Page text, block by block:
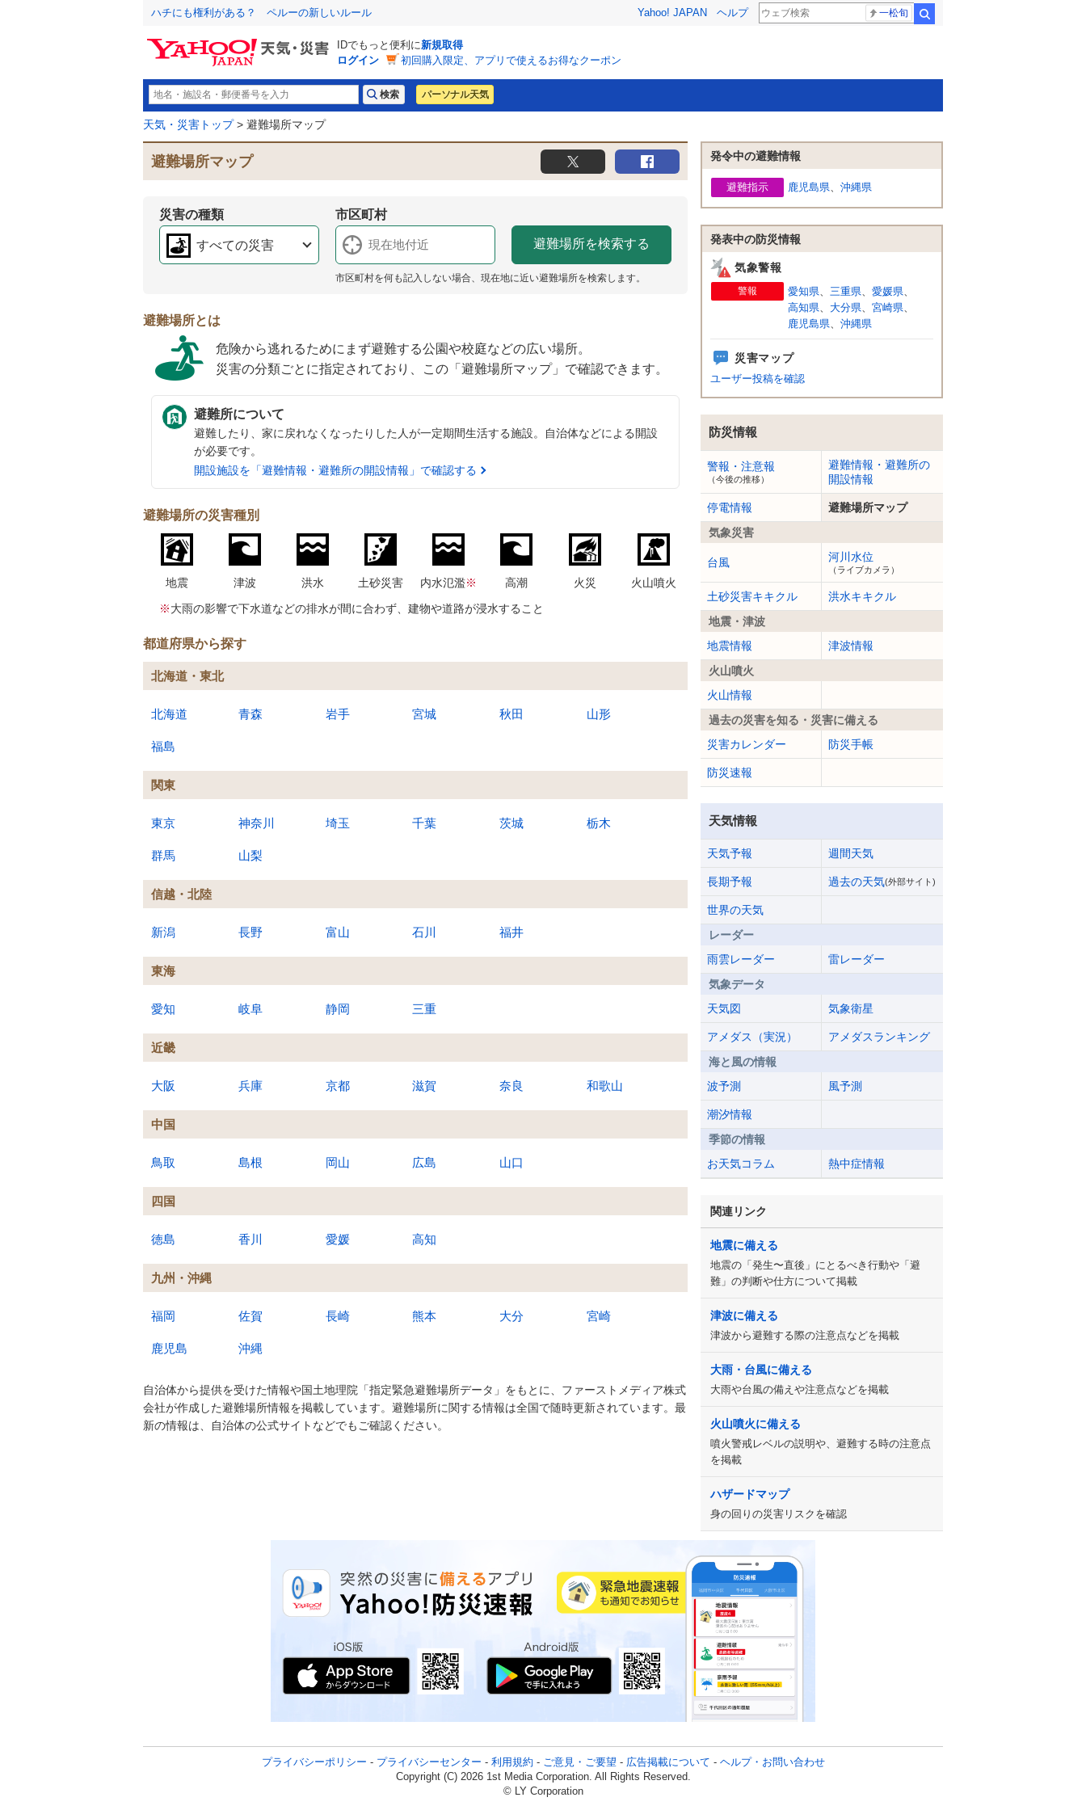
ハチにも権利がある？ ペルーの新しいルール Yahoo! JAPAN ヘルプ 一松旬
IDでもっと便利に新規取得
ログイン
初回購入限定、アプリで使えるお得なクーポン
パーソナル天気
天気・災害トップ> 避難場所マップ
避難場所マップ
災害の種類
すべての災害
市区町村
市区町村を何も記入しない場合、現在地に近い避難場所を検索します。
避難場所とは
危険から逃れるためにまず避難する公園や校庭などの広い場所。
災害の分類ごとに指定されており、この「避難場所マップ」で確認できます。
避難所について
避難したり、家に戻れなくなったりした人が一定期間生活する施設。自治体などによる開設
が必要です。
開設施設を「避難情報・避難所の開設情報」で確認する
避難場所の災害種別
地震 津波 洪水 土砂災害 内水氾濫※ 高潮 火災
火山噴火
※大雨の影響で下水道などの排水が間に合わず、建物や道路が浸水すること
都道府県から探す
北海道・東北
北海道 青森 岩手 宮城 秋田 山形
福島
関東
東京 神奈川 埼玉 千葉 茨城 栃木
群馬 山梨
信越・北陸
新潟 長野 富山 石川 福井
東海
愛知 岐阜 静岡 三重
近畿
大阪 兵庫 京都 滋賀 奈良 和歌山
中国
鳥取 島根 岡山 広島 山口
四国
徳島 香川 愛媛 高知
九州・沖縄
福岡 佐賀 長崎 熊本 大分 宮崎
鹿児島 沖縄
自治体から提供を受けた情報や国土地理院「指定緊急避難場所データ」をもとに、ファーストメディア株式
会社が作成した避難場所情報を掲載しています。避難場所に関する情報は全国で随時更新されています。最
新の情報は、自治体の公式サイトなどでもご確認ください。
発令中の避難情報
避難指示 鹿児島県、 沖縄県
発表中の防災情報
気象警報
警報 愛知県、 三重県、 愛媛県、
高知県、 大分県、 宮崎県、
鹿児島県、 沖縄県
災害マップ
ユーザー投稿を確認
防災情報
警報・注意報
（今後の推移）
避難情報・避難所の
開設情報
停電情報
避難場所マップ
気象災害
台風 河川水位
（ライブカメラ）
土砂災害キキクル
洪水キキクル
地震・津波
地震情報
津波情報
火山噴火
火山情報
過去の災害を知る・災害に備える
災害カレンダー
防災手帳
防災速報
天気情報
天気予報 週間天気
長期予報 過去の天気(外部サイト)
世界の天気
レーダー
雨雲レーダー
雷レーダー
気象データ
天気図
気象衛星
アメダス（実況）
アメダスランキング
海と風の情報
波予測
風予測
潮汐情報
季節の情報
お天気コラム
熱中症情報
関連リンク
地震に備える
地震の「発生〜直後」にとるべき行動や「避
難」の判断や仕方について掲載
津波に備える
津波から避難する際の注意点などを掲載
大雨・台風に備える
大雨や台風の備えや注意点などを掲載
火山噴火に備える
噴火警戒レベルの説明や、避難する時の注意点
を掲載
ハザードマップ
身の回りの災害リスクを確認
プライバシーポリシー - プライバシーセンター - 利用規約 - ご意見・ご要望 - 広告掲載について - ヘルプ・お問い合わせ
Copyright (C) 2026 1st Media Corporation. All Rights Reserved.
© LY Corporation